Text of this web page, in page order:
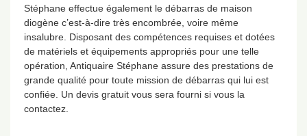
Stéphane effectue également le débarras de maison
diogène c’est-à-dire très encombrée, voire même
insalubre. Disposant des compétences requises et dotées
de matériels et équipements appropriés pour une telle
opération, Antiquaire Stéphane assure des prestations de
grande qualité pour toute mission de débarras qui lui est
confiée. Un devis gratuit vous sera fourni si vous la
contactez.